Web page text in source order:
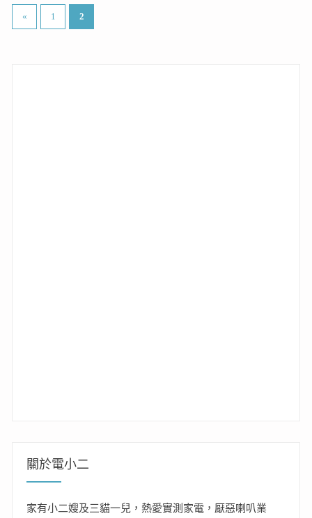
文
章
« 1 2
關於電小二
家有小二嫂及三貓一兒，熱愛實測家電，厭惡喇叭業